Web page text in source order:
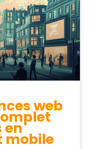
web
en
mobile